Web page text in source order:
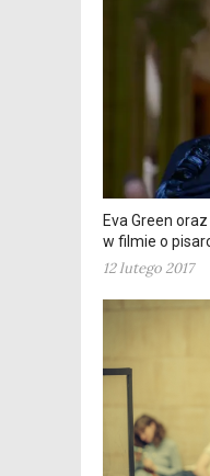
Eva Green
w filmie o
12 lutego 2017